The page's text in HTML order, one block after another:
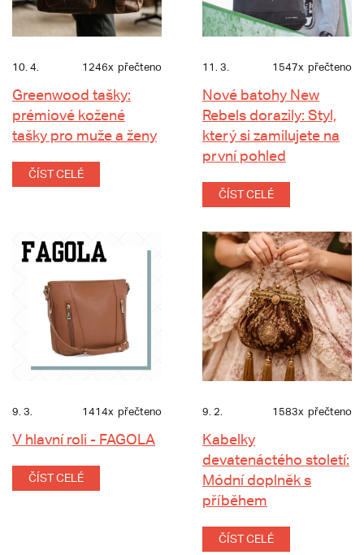
10. 4. 1246x přečteno
Greenwood tašky:
prémiové kožené
tašky pro muže a ženy
ČÍST CELÉ
11. 3. 1547x přečteno
Nové batohy New
Rebels dorazily: Styl,
který si zamilujete na
první pohled
ČÍST CELÉ
9. 3. 1414x přečteno
V hlavní roli - FAGOLA
ČÍST CELÉ
9. 2. 1583x přečteno
Kabelky
devatenáctého století:
Módní doplněk s
příběhem
ČÍST CELÉ